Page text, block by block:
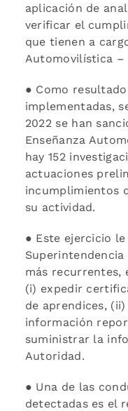
aplicación de
verificar el
que tienen a
Automovilística –
● Como
implementadas,
2022 se han
Enseñanza
hay 152
actuaciones
incumplimientos
su actividad.
● Este ejercicio
más recurrentes,
(i) expedir
de aprendices,
información
suministrar la
Autoridad.
● Una de las
detectadas es el